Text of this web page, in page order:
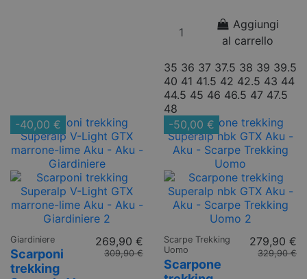
Aggiungi
al carrello
35 36 37 37.5 38 39 39.5
40 41 41.5 42 42.5 43 44
44.5 45 46 46.5 47 47.5
48
-40,00 €
Giardiniere
Scarponi
trekking
269,90 €
309,90 €
-50,00 €
Scarpe Trekking
Uomo
Scarpone
279,90 €
329,90 €